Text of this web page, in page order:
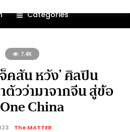
Categories
7.4K
คสัน หวัง’ ศิลปิน
วว่ามาจากจีน สู่ข้อ
China
The MATTER